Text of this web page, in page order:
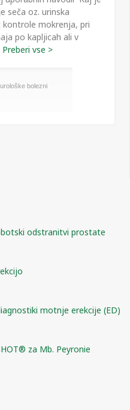
seča oz. urinska
mokrenja, pri
po kapljicah ali v
bolezni
odstranitvi prostate
motnje erekcije (ED)
za Mb. Peyronie